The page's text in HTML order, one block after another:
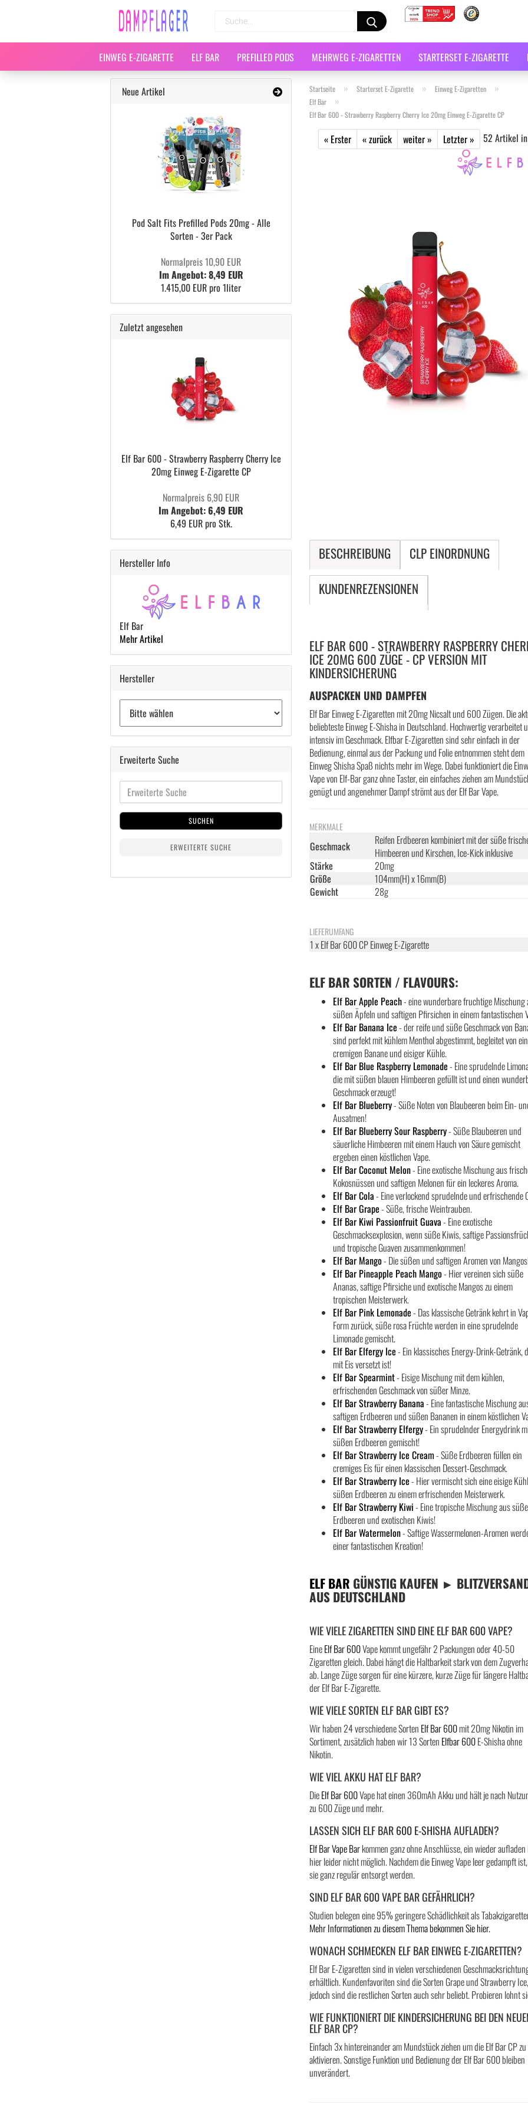
EINWEG E-ZIGARETTE ELF BAR PREFILLED PODS MEHRWEG E-ZIGARETTEN STARTERSET E-ZIGARETTE
Startseite » Starterset E-Zigarette » Einweg E-Zigaretten »
Elf Bar »
Elf Bar 600 - Strawberry Raspberry Cherry Ice 20mg Einweg E-Zigarette CP
« Erster « zurück weiter » Letzter » 52 Artikel in
BESCHREIBUNG
CLP EINORDNUNG
KUNDENREZENSIONEN
ELF BAR 600 - STRAWBERRY RASPBERRY
ICE 20MG 600 ZÜGE - CP VERSION MIT
KINDERSICHERUNG
AUSPACKEN UND DAMPFEN
Elf Bar Einweg E-Zigaretten mit 20mg Nicsalt und 600 Zügen. Die
beliebteste Einweg E-Shisha in Deutschland. Hochwertig verarbeitet
intensiv im Geschmack. Elfbar E-Zigaretten sind sehr einfach in der
Bedienung, einmal aus der Packung und Folie entnommen steht dem
Einweg Shisha Spaß nichts mehr im Wege. Dabei funktioniert die
Vape von Elf-Bar ganz ohne Taster, ein einfaches ziehen am
genügt und angenehmer Dampf strömt aus der Elf Bar Vape.
MERKMALE
Geschmack
Reifen Erdbeeren kombiniert mit der süße
Himbeeren und Kirschen, Ice-Kick inklusive
Stärke
20mg
Größe
104mm(H) x 16mm(B)
Gewicht
28g
LIEFERUMFANG
1 x Elf Bar 600 CP Einweg E-Zigarette
ELF BAR SORTEN / FLAVOURS:
Elf Bar Apple Peach- eine wunderbare fruchtige Mischung
süßen Äpfeln und saftigen Pfirsichen in einem fantastischen
Elf Bar Banana Ice- der reife und süße Geschmack von
sind perfekt mit kühlem Menthol abgestimmt, begleitet von
cremigen Banane und eisiger Kühle.
Elf Bar Blue Raspberry Lemonade- Eine sprudelnde
die mit süßen blauen Himbeeren gefüllt ist und einen
Geschmack erzeugt!
Elf Bar Blueberry- Süße Noten von Blaubeeren beim Ein-
Ausatmen!
Elf Bar Blueberry Sour Raspberry- Süße Blaubeeren und
säuerliche Himbeeren mit einem Hauch von Säure gemischt
ergeben einen köstlichen Vape.
Elf Bar Coconut Melon- Eine exotische Mischung aus
Kokosnüssen und saftigen Melonen für ein leckeres Aroma.
Elf Bar Cola- Eine verlockend sprudelnde und erfrischende
Elf Bar Grape- Süße, frische Weintrauben.
Elf Bar Kiwi Passionfruit Guava- Eine exotische
Geschmacksexplosion, wenn süße Kiwis, saftige
und tropische Guaven zusammenkommen!
Elf Bar Mango- Die süßen und saftigen Aromen von
Elf Bar Pineapple Peach Mango- Hier vereinen sich süße
Ananas, saftige Pfirsiche und exotische Mangos zu einem
tropischen Meisterwerk.
Elf Bar Pink Lemonade- Das klassische Getränk kehrt in
Form zurück, süße rosa Früchte werden in eine sprudelnde
Limonade gemischt.
Elf Bar Elfergy Ice- Ein klassisches Energy-Drink-Getränk,
mit Eis versetzt ist!
Elf Bar Spearmint- Eisige Mischung mit dem kühlen,
erfrischenden Geschmack von süßer Minze.
Elf Bar Strawberry Banana- Eine fantastische Mischung
saftigen Erdbeeren und süßen Bananen in einem köstlichen
Elf Bar Strawberry Elfergy- Ein sprudelnder Energydrink
süßen Erdbeeren gemischt!
Elf Bar Strawberry Ice Cream- Süße Erdbeeren füllen ein
cremiges Eis für einen klassischen Dessert-Geschmack.
Elf Bar Strawberry Ice- Hier vermischt sich eine eisige
süßen Erdbeeren zu einem erfrischenden Meisterwerk.
Elf Bar Strawberry Kiwi- Eine tropische Mischung aus
Erdbeeren und exotischen Kiwis!
Elf Bar Watermelon- Saftige Wassermelonen-Aromen
einer fantastischen Kreation!
ELF BAR GÜNSTIG KAUFEN ►
AUS DEUTSCHLAND
WIE VIELE ZIGARETTEN SIND EINE ELF BAR 600 VAPE?
EineElf Bar 600Vape kommt ungefähr 2 Packungen oder 40-50
Zigaretten gleich. Dabei hängt die Haltbarkeit stark von dem
ab. Lange Züge sorgen für eine kürzere, kurze Züge für längere
der Elf Bar E-Zigarette.
WIE VIELE SORTEN ELF BAR GIBT ES?
Wir haben 24 verschiedene Sorten Elf Bar 600mit 20mg Nikotin im
Sortiment, zusätzlich haben wir 13 Sorten Elfbar 600E-Shisha ohne
Nikotin.
WIE VIEL AKKU HAT ELF BAR?
DieElf Bar 600Vape hat einen 360mAh Akku und hält je nach
zu 600 Züge und mehr.
LASSEN SICH ELF BAR 600 E-SHISHA AUFLADEN?
Elf Bar Vape Barkommen ganz ohne Anschlüsse, ein wieder
hier leider nicht möglich. Nachdem die Einweg Vape leer gedampft
sie ganz regulär entsorgt werden.
SIND ELF BAR 600 VAPE BAR GEFÄHRLICH?
Studien belegen eine 95% geringere Schädlichkeit als
Mehr Informationen zu diesem Thema bekommen Sie hier.
WONACH SCHMECKEN ELF BAR EINWEG E-ZIGARETTEN?
Elf Bar E-Zigaretten sind in vielen verschiedenen
erhältlich. Kundenfavoriten sind die Sorten Grape und Strawberry Ice,
jedoch sind die restlichen Sorten auch sehr beliebt. Probieren lohnt
WIE FUNKTIONIERT DIE KINDERSICHERUNG BEI DEN
ELF BAR CP?
Einfach 3x hintereinander am Mundstück ziehen um die Elf Bar CP zu
aktivieren. Sonstige Funktion und Bedienung der Elf Bar 600 bleiben
unverändert.
Neue Artikel
Pod Salt Fits Prefilled Pods 20mg - Alle
Sorten - 3er Pack
Normalpreis 10,90 EUR
Im Angebot: 8,49 EUR
1.415,00 EUR pro 1liter
Zuletzt angesehen
Elf Bar 600 - Strawberry Raspberry Cherry Ice
20mg Einweg E-Zigarette CP
Normalpreis 6,90 EUR
Im Angebot: 6,49 EUR
6,49 EUR pro Stk.
Hersteller Info
Elf Bar
Mehr Artikel
Hersteller
Erweiterte Suche
SUCHEN
ERWEITERTE SUCHE